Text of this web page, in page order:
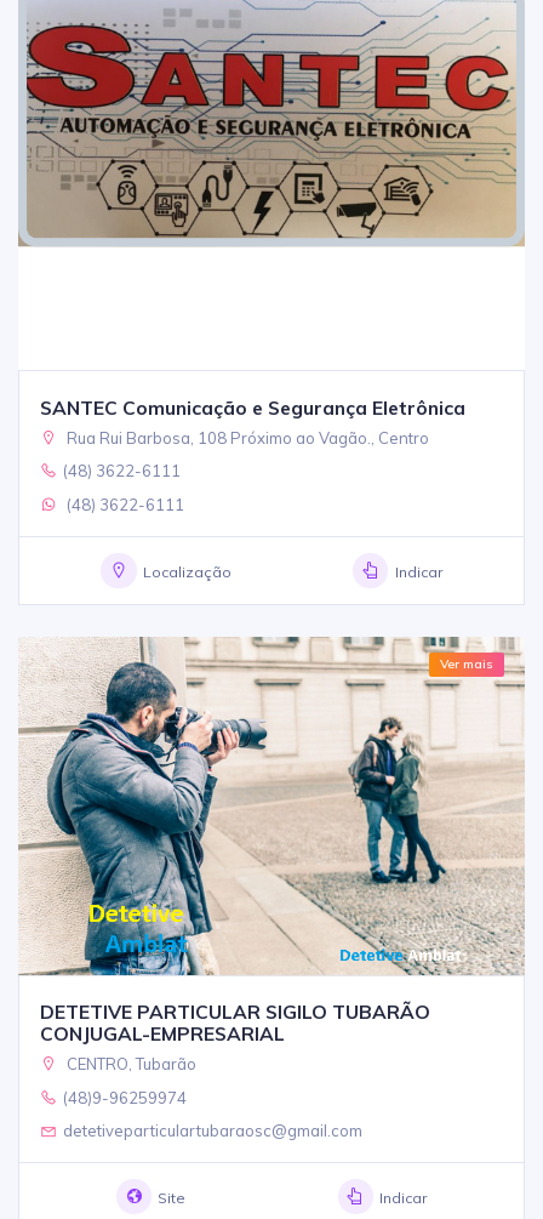
SANTEC Comunicação e Segurança Eletrônica
Rua Rui Barbosa, 108 Próximo ao Vagão., Centro
(48) 3622-6111
(48) 3622-6111
Localização Indicar
Ver mais
DETETIVE PARTICULAR SIGILO TUBARÃO
CONJUGAL-EMPRESARIAL
CENTRO, Tubarão
(48)9-96259974
detetiveparticulartubaraosc@gmail.com
Site Indicar